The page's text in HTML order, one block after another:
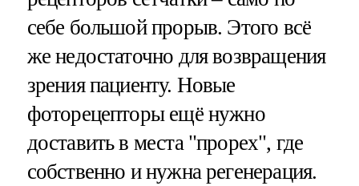
себе большой прорыв. Этого всё
же недостаточно для возвращения
зрения пациенту. Новые
фоторецепторы ещё нужно
доставить в места "прорех", где
собственно и нужна регенерация.